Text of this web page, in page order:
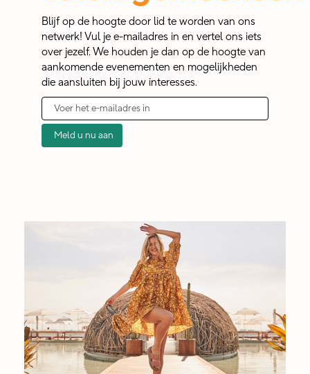
Blijf op de hoogte door lid te worden van ons
netwerk! Vul je e-mailadres in en vertel ons iets
over jezelf. We houden je dan op de hoogte van
aankomende evenementen en mogelijkheden
die aansluiten bij jouw interesses.